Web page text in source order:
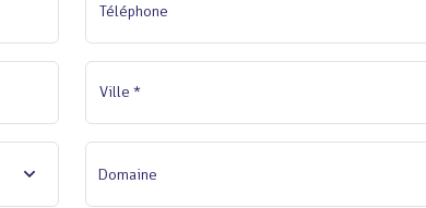
Téléphone
Ville *
Domaine